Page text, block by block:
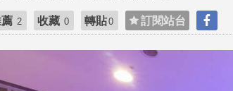
2 收藏 0 轉貼0 訂閱站台